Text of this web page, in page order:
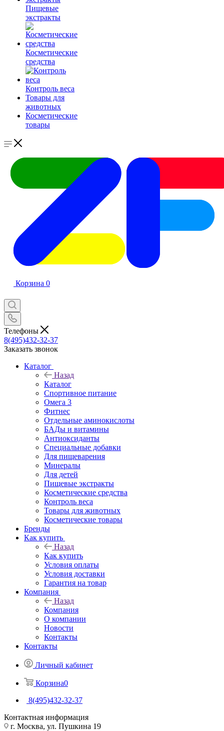
Пищевые
экстракты
Косметические
средства
Контроль веса
Товары для
животных
Косметические
товары
Корзина 0
Телефоны
8(495)432-32-37
Заказать звонок
Каталог
Назад
Каталог
Спортивное питание
Омега 3
Фитнес
Отдельные аминокислоты
БАДы и витамины
Антиоксиданты
Специальные добавки
Для пищеварения
Минералы
Для детей
Пищевые экстракты
Косметические средства
Контроль веса
Товары для животных
Косметические товары
Бренды
Как купить
Назад
Как купить
Условия оплаты
Условия доставки
Гарантия на товар
Компания
Назад
Компания
О компании
Новости
Контакты
Контакты
Личный кабинет
Корзина0
8(495)432-32-37
Контактная информация
г. Москва, ул. Пушкина 19